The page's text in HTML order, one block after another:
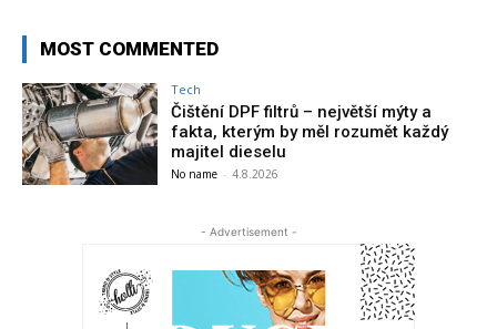
MOST COMMENTED
Tech
Čištění DPF filtrů – největší mýty a
fakta, kterým by měl rozumět každý
majitel dieselu
No name - 4.8.2026
- Advertisement -